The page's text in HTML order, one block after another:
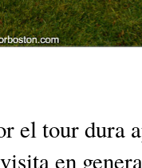
el tour dura
en